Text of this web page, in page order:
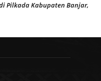
di Pilkada Kabupaten Banjar,